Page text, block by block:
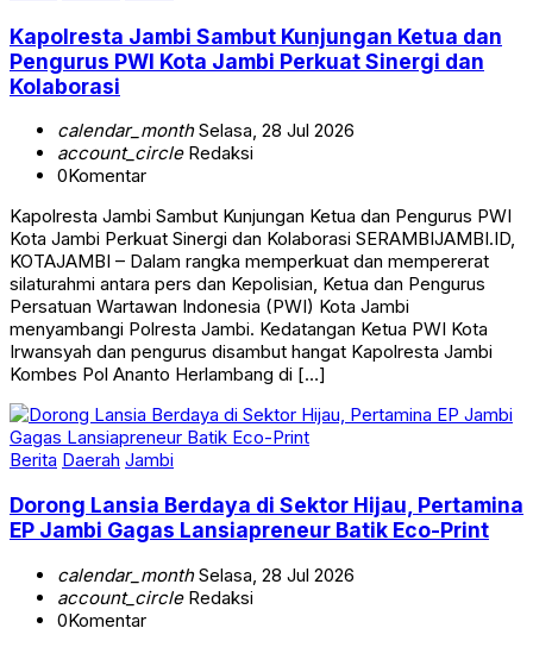
Kapolresta Jambi Sambut Kunjungan Ketua dan
Pengurus PWI Kota Jambi Perkuat Sinergi dan
Kolaborasi
calendar_monthSelasa, 28 Jul 2026
account_circleRedaksi
0Komentar
Kapolresta Jambi Sambut Kunjungan Ketua dan Pengurus PWI
Kota Jambi Perkuat Sinergi dan Kolaborasi SERAMBIJAMBI.ID,
KOTAJAMBI – Dalam rangka memperkuat dan mempererat
silaturahmi antara pers dan Kepolisian, Ketua dan Pengurus
Persatuan Wartawan Indonesia (PWI) Kota Jambi
menyambangi Polresta Jambi. Kedatangan Ketua PWI Kota
Irwansyah dan pengurus disambut hangat Kapolresta Jambi
Kombes Pol Ananto Herlambang di […]
Berita Daerah Jambi
Dorong Lansia Berdaya di Sektor Hijau, Pertamina
EP Jambi Gagas Lansiapreneur Batik Eco-Print
calendar_monthSelasa, 28 Jul 2026
account_circleRedaksi
0Komentar